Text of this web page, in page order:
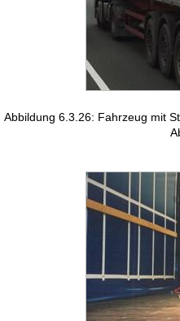
Abbildung 6.3.26: Fahrzeug mit